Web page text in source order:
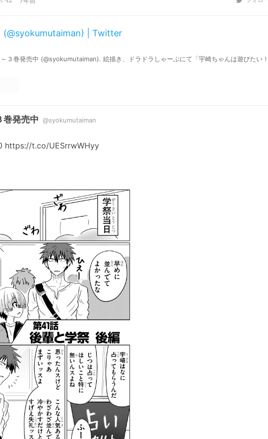
(@syokumutaiman) | Twitter
巻発売中 (@syokumutaiman). 絵描き、ドラドラしゃーぷにて「宇崎ちゃんは遊びたい
発売中 @syokumutaiman
https://t.co/UESrrwWHyy